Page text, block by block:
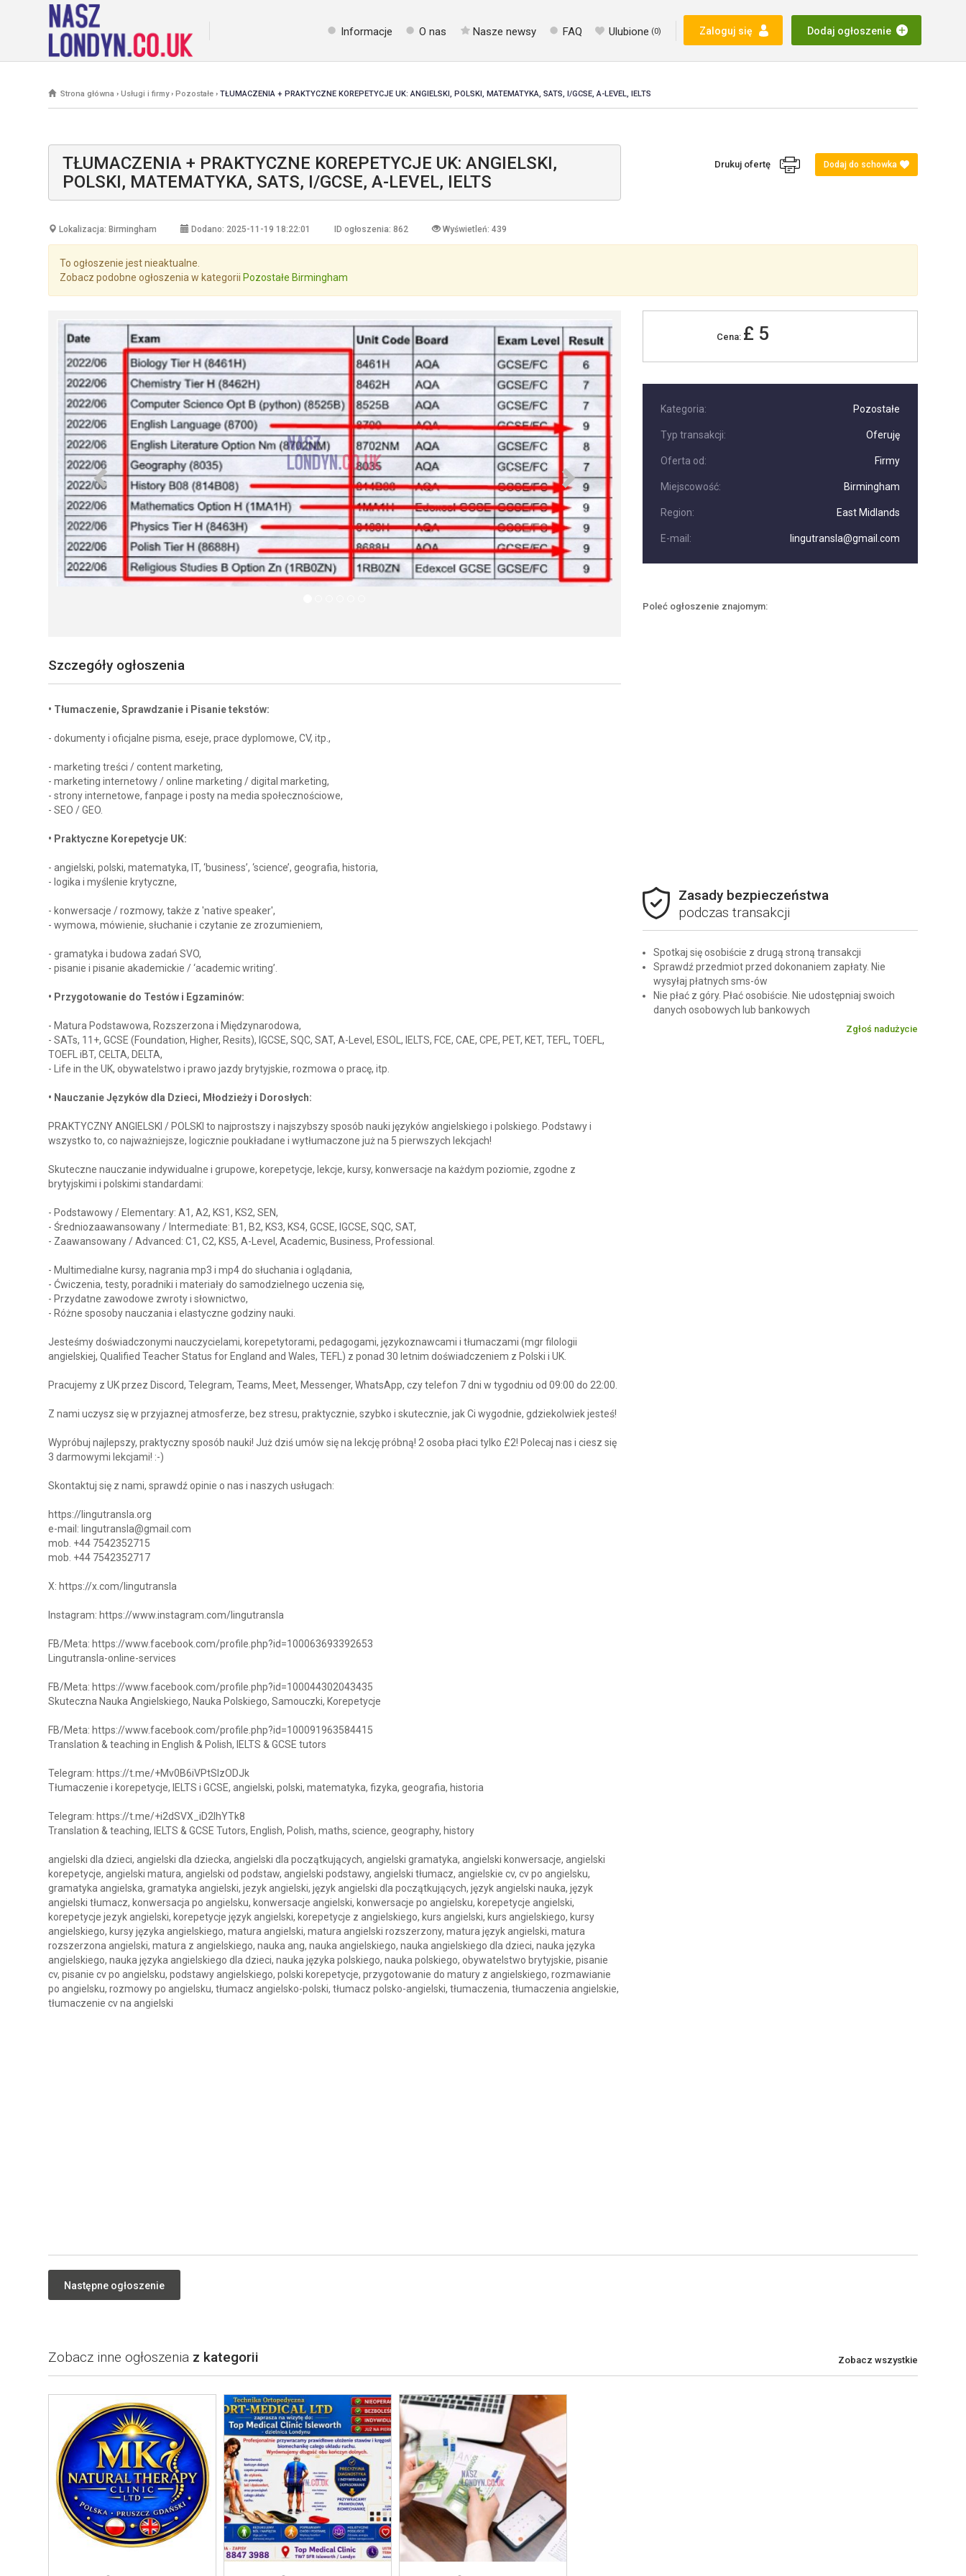
Zaloguj się Dodaj ogłoszenie
Informacje O nas Nasze newsy FAQ Ulubione (0)
Strona główna › Usługi i firmy› Pozostałe › TŁUMACZENIA + PRAKTYCZNE KOREPETYCJE UK: ANGIELSKI, POLSKI, MATEMATYKA, SATS, I/GCSE, A-LEVEL, IELTS
TŁUMACZENIA + PRAKTYCZNE KOREPETYCJE UK: ANGIELSKI,
POLSKI, MATEMATYKA, SATS, I/GCSE, A-LEVEL, IELTS
Drukuj ofertę Dodaj do schowka
Lokalizacja: Birmingham Dodano: 2025-11-19 18:22:01 ID ogłoszenia: 862 Wyświetleń: 439
To ogłoszenie jest nieaktualne.
Zobacz podobne ogłoszenia w kategorii Pozostałe Birmingham
Poprzednia Następna
Szczegóły ogłoszenia
• Tłumaczenie, Sprawdzanie i Pisanie tekstów:
- dokumenty i oficjalne pisma, eseje, prace dyplomowe, CV, itp.,
- marketing treści / content marketing,
- marketing internetowy / online marketing / digital marketing,
- strony internetowe, fanpage i posty na media społecznościowe,
- SEO / GEO.
• Praktyczne Korepetycje UK:
- angielski, polski, matematyka, IT, ‘business’, ‘science’, geografia, historia,
- logika i myślenie krytyczne,
- konwersacje / rozmowy, także z 'native speaker',
- wymowa, mówienie, słuchanie i czytanie ze zrozumieniem,
- gramatyka i budowa zadań SVO,
- pisanie i pisanie akademickie / ‘academic writing’.
• Przygotowanie do Testów i Egzaminów:
- Matura Podstawowa, Rozszerzona i Międzynarodowa,
- SATs, 11+, GCSE (Foundation, Higher, Resits), IGCSE, SQC, SAT, A-Level, ESOL, IELTS, FCE, CAE, CPE, PET, KET, TEFL, TOEFL,
TOEFL iBT, CELTA, DELTA,
- Life in the UK, obywatelstwo i prawo jazdy brytyjskie, rozmowa o pracę, itp.
• Nauczanie Języków dla Dzieci, Młodzieży i Dorosłych:
PRAKTYCZNY ANGIELSKI / POLSKI to najprostszy i najszybszy sposób nauki języków angielskiego i polskiego. Podstawy i
wszystko to, co najważniejsze, logicznie poukładane i wytłumaczone już na 5 pierwszych lekcjach!
Skuteczne nauczanie indywidualne i grupowe, korepetycje, lekcje, kursy, konwersacje na każdym poziomie, zgodne z
brytyjskimi i polskimi standardami:
- Podstawowy / Elementary: A1, A2, KS1, KS2, SEN,
- Średniozaawansowany / Intermediate: B1, B2, KS3, KS4, GCSE, IGCSE, SQC, SAT,
- Zaawansowany / Advanced: C1, C2, KS5, A-Level, Academic, Business, Professional.
- Multimedialne kursy, nagrania mp3 i mp4 do słuchania i oglądania,
- Ćwiczenia, testy, poradniki i materiały do samodzielnego uczenia się,
- Przydatne zawodowe zwroty i słownictwo,
- Różne sposoby nauczania i elastyczne godziny nauki.
Jesteśmy doświadczonymi nauczycielami, korepetytorami, pedagogami, językoznawcami i tłumaczami (mgr filologii
angielskiej, Qualified Teacher Status for England and Wales, TEFL) z ponad 30 letnim doświadczeniem z Polski i UK.
Pracujemy z UK przez Discord, Telegram, Teams, Meet, Messenger, WhatsApp, czy telefon 7 dni w tygodniu od 09:00 do 22:00.
Z nami uczysz się w przyjaznej atmosferze, bez stresu, praktycznie, szybko i skutecznie, jak Ci wygodnie, gdziekolwiek jesteś!
Wypróbuj najlepszy, praktyczny sposób nauki! Już dziś umów się na lekcję próbną! 2 osoba płaci tylko £2! Polecaj nas i ciesz się
3 darmowymi lekcjami! :-)
Skontaktuj się z nami, sprawdź opinie o nas i naszych usługach:
https://lingutransla.org
e-mail: lingutransla@gmail.com
mob. +44 7542352715
mob. +44 7542352717
X: https://x.com/lingutransla
Instagram: https://www.instagram.com/lingutransla
FB/Meta: https://www.facebook.com/profile.php?id=100063693392653
Lingutransla-online-services
FB/Meta: https://www.facebook.com/profile.php?id=100044302043435
Skuteczna Nauka Angielskiego, Nauka Polskiego, Samouczki, Korepetycje
FB/Meta: https://www.facebook.com/profile.php?id=100091963584415
Translation & teaching in English & Polish, IELTS & GCSE tutors
Telegram: https://t.me/+Mv0B6iVPtSIzODJk
Tłumaczenie i korepetycje, IELTS i GCSE, angielski, polski, matematyka, fizyka, geografia, historia
Telegram: https://t.me/+i2dSVX_iD2lhYTk8
Translation & teaching, IELTS & GCSE Tutors, English, Polish, maths, science, geography, history
angielski dla dzieci, angielski dla dziecka, angielski dla początkujących, angielski gramatyka, angielski konwersacje, angielski
korepetycje, angielski matura, angielski od podstaw, angielski podstawy, angielski tłumacz, angielskie cv, cv po angielsku,
gramatyka angielska, gramatyka angielski, jezyk angielski, język angielski dla początkujących, język angielski nauka, język
angielski tłumacz, konwersacja po angielsku, konwersacje angielski, konwersacje po angielsku, korepetycje angielski,
korepetycje jezyk angielski, korepetycje język angielski, korepetycje z angielskiego, kurs angielski, kurs angielskiego, kursy
angielskiego, kursy języka angielskiego, matura angielski, matura angielski rozszerzony, matura język angielski, matura
rozszerzona angielski, matura z angielskiego, nauka ang, nauka angielskiego, nauka angielskiego dla dzieci, nauka języka
angielskiego, nauka języka angielskiego dla dzieci, nauka języka polskiego, nauka polskiego, obywatelstwo brytyjskie, pisanie
cv, pisanie cv po angielsku, podstawy angielskiego, polski korepetycje, przygotowanie do matury z angielskiego, rozmawianie
po angielsku, rozmowy po angielsku, tłumacz angielsko-polski, tłumacz polsko-angielski, tłumaczenia, tłumaczenia angielskie,
tłumaczenie cv na angielski
Cena: £ 5
Kategoria: Pozostałe
Typ transakcji: Oferuję
Oferta od: Firmy
Miejscowość: Birmingham
Region: East Midlands
E-mail: lingutransla@gmail.com
Poleć ogłoszenie znajomym:
Zasady bezpieczeństwa
podczas transakcji
Spotkaj się osobiście z drugą stroną transakcji
Sprawdź przedmiot przed dokonaniem zapłaty. Nie
wysyłaj płatnych sms-ów
Nie płać z góry. Płać osobiście. Nie udostępniaj swoich
danych osobowych lub bankowych
Zgłoś nadużycie
Następne ogłoszenie
Zobacz wszystkie
Zobacz inne ogłoszenia z kategorii